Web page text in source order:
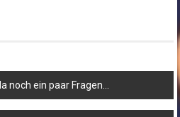
noch ein paar Fragen…